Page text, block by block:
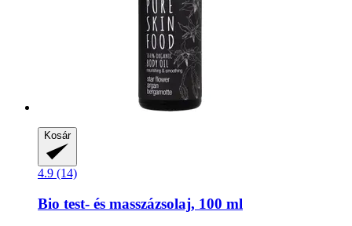
Kosár
4.9 (14)
Bio test-​ és masszázsolaj, 100 ml